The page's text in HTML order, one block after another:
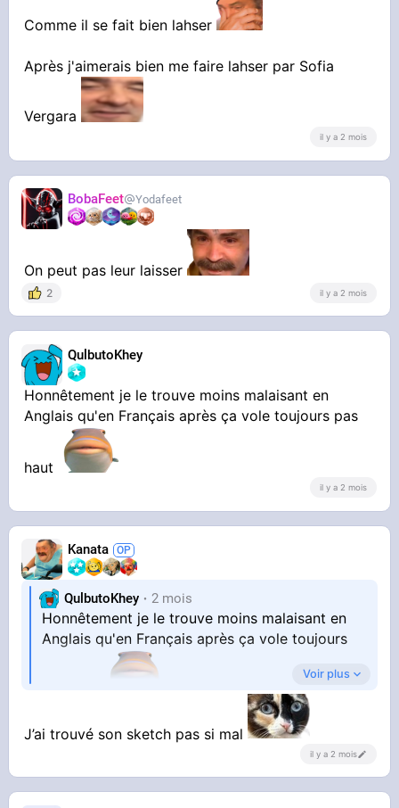
Comme il se fait bien lahser
Après j'aimerais bien me faire lahser par Sofia
Vergara
il y a 2 mois
BobaFeet Yodafeet
On peut pas leur laisser
2 il y a 2 mois
QulbutoKhey
Honnêtement je le trouve moins malaisant en
Anglais qu'en Français après ça vole toujours pas
haut
il y a 2 mois
Kanata
QulbutoKhey 2 mois
Honnêtement je le trouve moins malaisant en
Anglais qu'en Français après ça vole toujours
Voir plus
J’ai trouvé son sketch pas si mal
il y a 2 mois